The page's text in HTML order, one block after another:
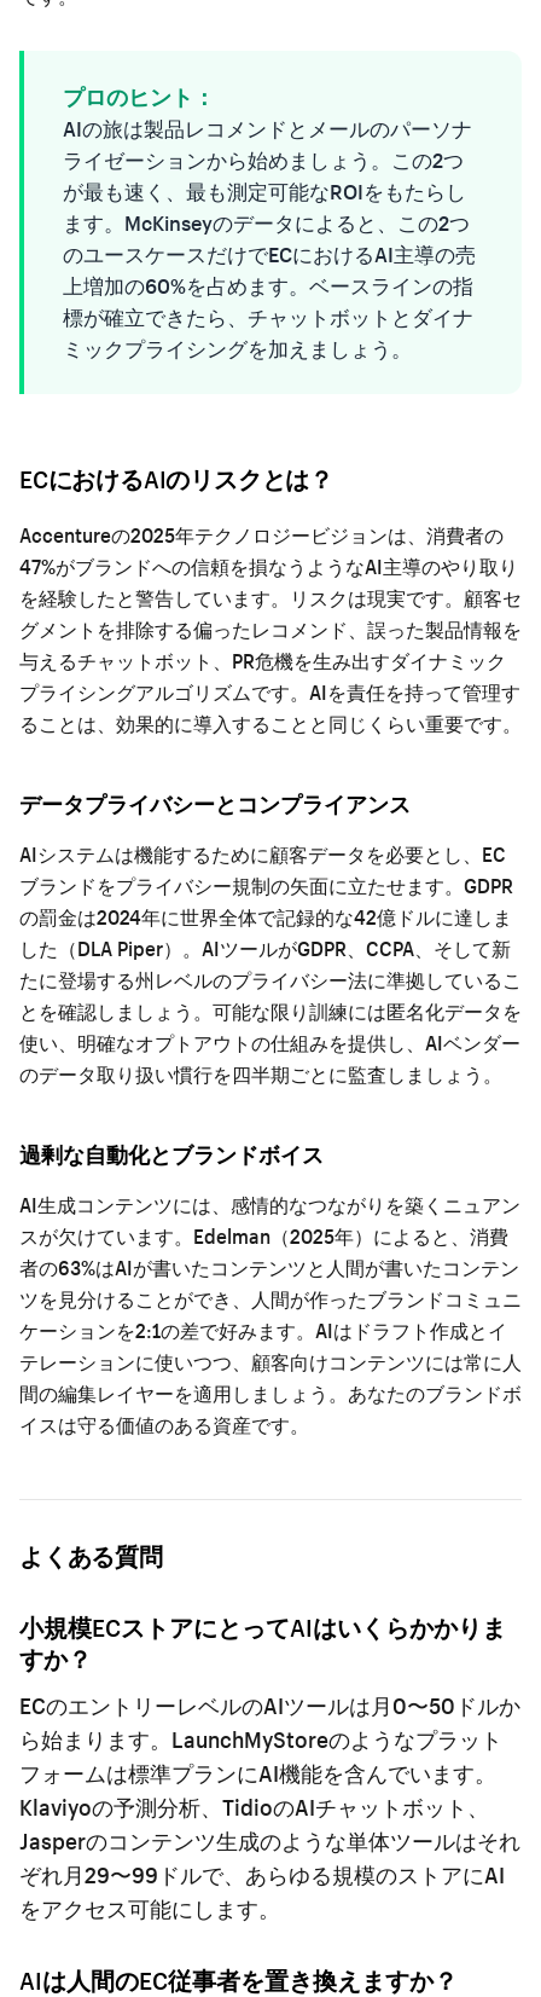
プロのヒント：
AIの旅は製品レコメンドとメールのパーソナ
ライゼーションから始めましょう。この2つ
が最も速く、最も測定可能なROIをもたらし
ます。McKinseyのデータによると、この2つ
のユースケースだけでECにおけるAI主導の売
上増加の60%を占めます。ベースラインの指
標が確立できたら、チャットボットとダイナ
ミックプライシングを加えましょう。
ECにおけるAIのリスクとは？
Accentureの2025年テクノロジービジョンは、消費者の
47%がブランドへの信頼を損なうようなAI主導のやり取り
を経験したと警告しています。リスクは現実です。顧客セ
グメントを排除する偏ったレコメンド、誤った製品情報を
与えるチャットボット、PR危機を生み出すダイナミック
プライシングアルゴリズムです。AIを責任を持って管理す
ることは、効果的に導入することと同じくらい重要です。
データプライバシーとコンプライアンス
AIシステムは機能するために顧客データを必要とし、EC
ブランドをプライバシー規制の矢面に立たせます。GDPR
の罰金は2024年に世界全体で記録的な42億ドルに達しま
した（DLA Piper）。AIツールがGDPR、CCPA、そして新
たに登場する州レベルのプライバシー法に準拠しているこ
とを確認しましょう。可能な限り訓練には匿名化データを
使い、明確なオプトアウトの仕組みを提供し、AIベンダー
のデータ取り扱い慣行を四半期ごとに監査しましょう。
過剰な自動化とブランドボイス
AI生成コンテンツには、感情的なつながりを築くニュアン
スが欠けています。Edelman（2025年）によると、消費
者の63%はAIが書いたコンテンツと人間が書いたコンテン
ツを見分けることができ、人間が作ったブランドコミュニ
ケーションを2:1の差で好みます。AIはドラフト作成とイ
テレーションに使いつつ、顧客向けコンテンツには常に人
間の編集レイヤーを適用しましょう。あなたのブランドボ
イスは守る価値のある資産です。
よくある質問
小規模ECストアにとってAIはいくらかかりま
すか？
ECのエントリーレベルのAIツールは月0〜50ドルか
ら始まります。LaunchMyStoreのようなプラット
フォームは標準プランにAI機能を含んでいます。
Klaviyoの予測分析、TidioのAIチャットボット、
Jasperのコンテンツ生成のような単体ツールはそれ
ぞれ月29〜99ドルで、あらゆる規模のストアにAI
をアクセス可能にします。
AIは人間のEC従事者を置き換えますか？